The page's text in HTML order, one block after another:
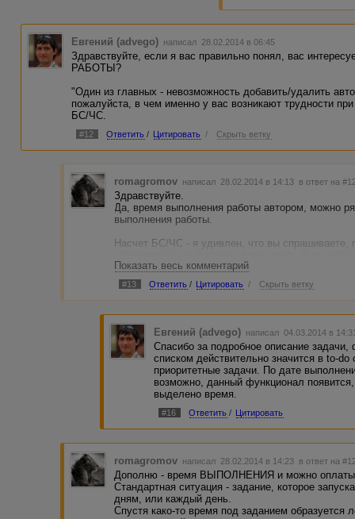
Евгений (advego) написал 28.02.2014 в 06:45
Здравствуйте, если я вас правильно понял, вас
РАБОТЫ?
"Один из главных - невозможность добавить/удалить
пожалуйста, в чем именно у вас возникают трудности
БС/ЧС.
#12 Ответить / Цитировать / Скрыть ветку
romagromov написал 28.02.2014 в 14:13 в ответ на
Здравствуйте.
Да, время выполнения работы автором, можно
выполнения работы.
Насчет БС/ЧС - я удивлен, что вы спрашиваете,
возможность - уже год как обещается.
Вот смотрите, сверху есть автор Hellge. Для
БС мне нужно:
1. Скопировать имя автора
2. Нажать в верхнем меню "Заказчику"
3. Нажать в подменю "Пользователи"
4. На странице найти нужный БС или ЧС и
5. Вставить имя автора и нажать на кнопку
Обещано было, кнопку добавить автора в БС/
Дальше, я привел друга на адвего. Я хочу
На эту тему тоже обещали инструменты
Показать весь комментарий
#13 Ответить / Цитировать / Скрыть ветку
Евгений (advego) написал 04.03.2014 в
Спасибо за подробное описание
списком действительно значится в to-
приоритетные задачи. По дате
возможно, данный функционал появится,
выделено время.
#16 Ответить / Цитировать
romagromov написал 28.02.2014 в 14:23 в ответ на
Дополню - время ВЫПОЛНЕНИЯ и можно
Стандартная ситуация - задание, которое
дням, или каждый день.
Спустя како-то время под заданием образуется